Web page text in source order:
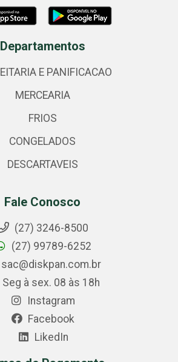
Departamentos
E PANIFICACAO
MERCEARIA
FRIOS
CONGELADOS
DESCARTAVEIS
Fale Conosco
(27) 3246-8500
(27) 99789-6252
sac@diskpan.com.br
Seg à sex. 08 às 18h
Instagram
Facebook
LikedIn